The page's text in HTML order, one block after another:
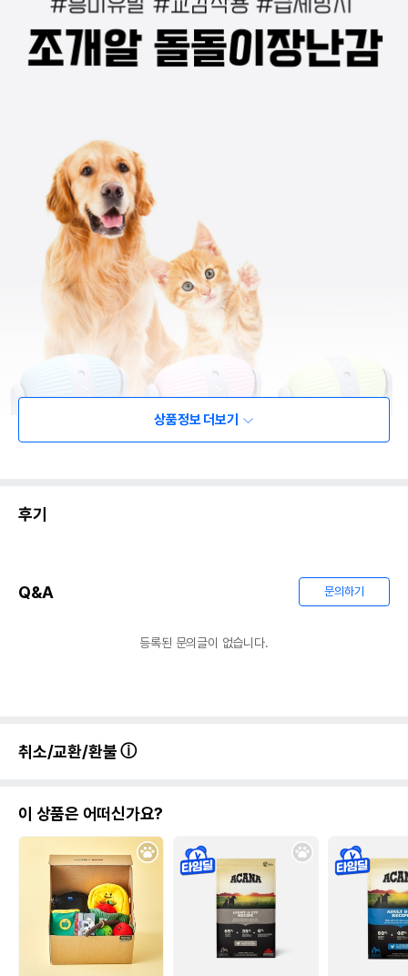
상품정보 더보기
후기
Q&A 문의하기
등록된 문의글이 없습니다.
취소/교환/환불
이 상품은 어떠신가요?